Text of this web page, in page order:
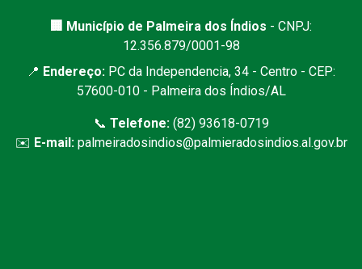
🏢 Município de Palmeira dos Índios - CNPJ:
12.356.879/0001-98
📍 Endereço: PC da Independencia, 34 - Centro - CEP:
57600-010 - Palmeira dos Índios/AL
📞 Telefone:(82) 93618-0719
✉️ E-mail: palmeiradosindios@palmieradosindios.al.gov.br